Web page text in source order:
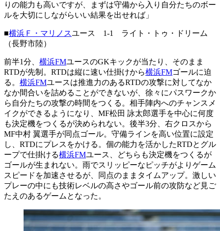
りの能力も高いですが、まずは守備から入り自分たちのボー
ルを大切にしながらいい結果を出せれば」
■横浜Ｆ・マリノスユース 1-1 ライト・トゥ・ドリーム
（長野市陸）
前半1分、 横浜FMユースのGKキックが当たり、そのまま
RTDが先制。RTDは縦に速い仕掛けから横浜FMゴールに迫
る。 横浜FMユースは推進力のあるRTDの攻撃に対してなか
なか間合いを詰めることができないが、徐々にパスワークか
ら自分たちの攻撃の時間をつくる。相手陣内へのチャンスメ
イクができるようになり、MF松田 詠太郎選手を中心に何度
も決定機をつくるが決められない。後半3分、右クロスから
MF中村 翼選手が同点ゴール。守備ラインを高い位置に設定
し、RTDにプレスをかける。個の能力を活かしたRTDとグル
ープで仕掛ける横浜FMユース、どちらも決定機をつくるが
ゴールが生まれない。雨でスリッピーなピッチがよりゲーム
スピードを加速させるが、同点のままタイムアップ。激しい
プレーの中にも技術レベルの高さやゴール前の攻防など見ご
たえのあるゲームとなった。